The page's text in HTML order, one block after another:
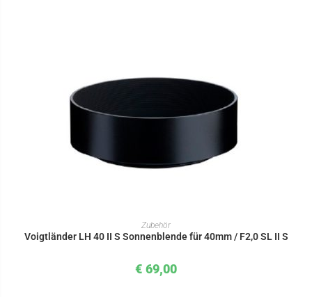
IN DEN WARENKORB
Zubehör
Voigtländer LH 40 II S Sonnenblende für 40mm / F2,0 SL II S
€ 69,00